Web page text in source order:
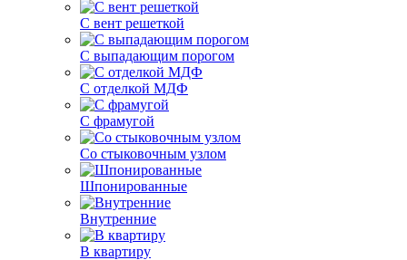
С вент решеткой
С выпадающим порогом
С отделкой МДФ
С фрамугой
Со стыковочным узлом
Шпонированные
Внутренние
В квартиру